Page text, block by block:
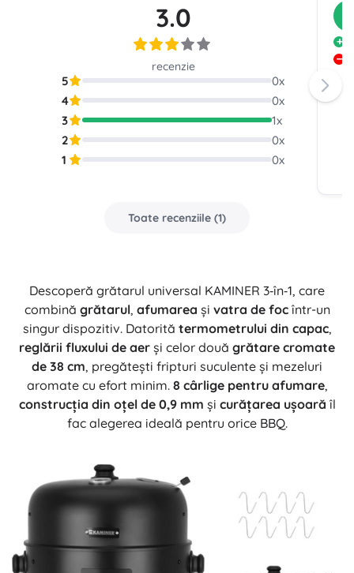
3.0
recenzie
5 0x
4
0x
3
1x
2
0x
1
0x
Toate recenziile (1)
Descoperă grătarul universal KAMINER 3‑în‑1, care
combină grătarul, afumarea și vatra de focîntr-un
singur dispozitiv. Datorită termometrului din capac,
reglării fluxului de aer și celor două grătare cromate
de 38 cm, pregătești fripturi suculente și mezeluri
aromate cu efort minim. 8 cârlige pentru afumare,
construcția din oțel de 0,9 mm și curățarea ușoară îl
fac alegerea ideală pentru orice BBQ.